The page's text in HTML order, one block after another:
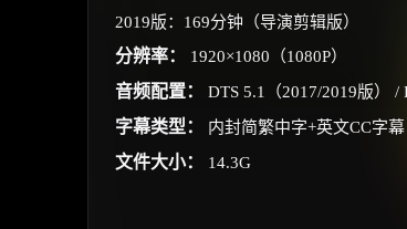
2019版：169分钟（导演剪辑版）
分辨率： 1920×1080（1080P）
音频配置： DTS 5.1（2017/2019版） /
字幕类型： 内封简繁中字+英文CC字幕
文件大小： 14.3G